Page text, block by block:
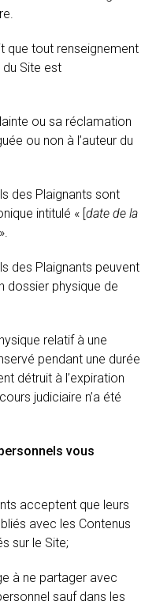
que tout renseignement
du Site est
ou sa réclamation
ou non à l’auteur du
des Plaignants sont
intitulé « [date de la
des Plaignants peuvent
dossier physique de
relatif à une
pendant une durée
détruit à l’expiration
judiciaire n’a été
vous
acceptent que leurs
avec les Contenus
sur le Site;
à ne partager avec
sauf dans les